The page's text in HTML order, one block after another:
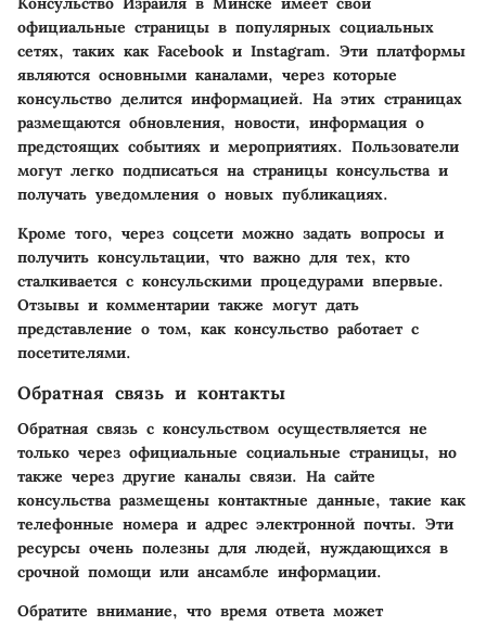
официальные страницы в популярных социальных
сетях, таких как Facebook и Instagram. Эти платформы
являются основными каналами, через которые
консульство делится информацией. На этих страницах
размещаются обновления, новости, информация о
предстоящих событиях и мероприятиях. Пользователи
могут легко подписаться на страницы консульства и
получать уведомления о новых публикациях.
Кроме того, через соцсети можно задать вопросы и
получить консультации, что важно для тех, кто
сталкивается с консульскими процедурами впервые.
Отзывы и комментарии также могут дать
представление о том, как консульство работает с
посетителями.
Обратная связь и контакты
Обратная связь с консульством осуществляется не
только через официальные социальные страницы, но
также через другие каналы связи. На сайте
консульства размещены контактные данные, такие как
телефонные номера и адрес электронной почты. Эти
ресурсы очень полезны для людей, нуждающихся в
срочной помощи или ансамбле информации.
Обратите внимание, что время ответа может